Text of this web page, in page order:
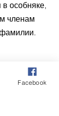
особняке,
членам
Facebook